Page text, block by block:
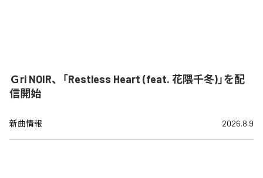
Ｇri NOIR、「Restless Heart (feat. 花隈千冬)」を配
信開始
新曲情報 2026.8.9